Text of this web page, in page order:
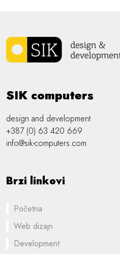
SIK computers
design and development
+387 (0) 63 420 669
info@sik-computers.com
Brzi linkovi
Početna
Web dizajn
Development